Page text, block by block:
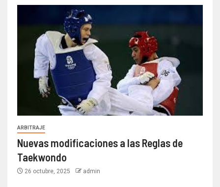
ARBITRAJE
Nuevas modificaciones a las Reglas de
Taekwondo
26 octubre, 2025 admin